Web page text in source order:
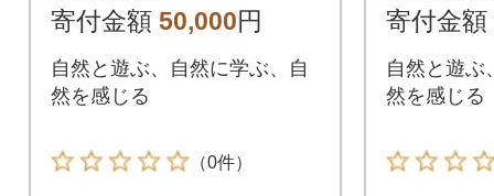
寄付金額 50,000円
自然と遊ぶ、自然に学ぶ、自
然を感じる
（0件）
寄付金額
自然と遊ぶ
然を感じる